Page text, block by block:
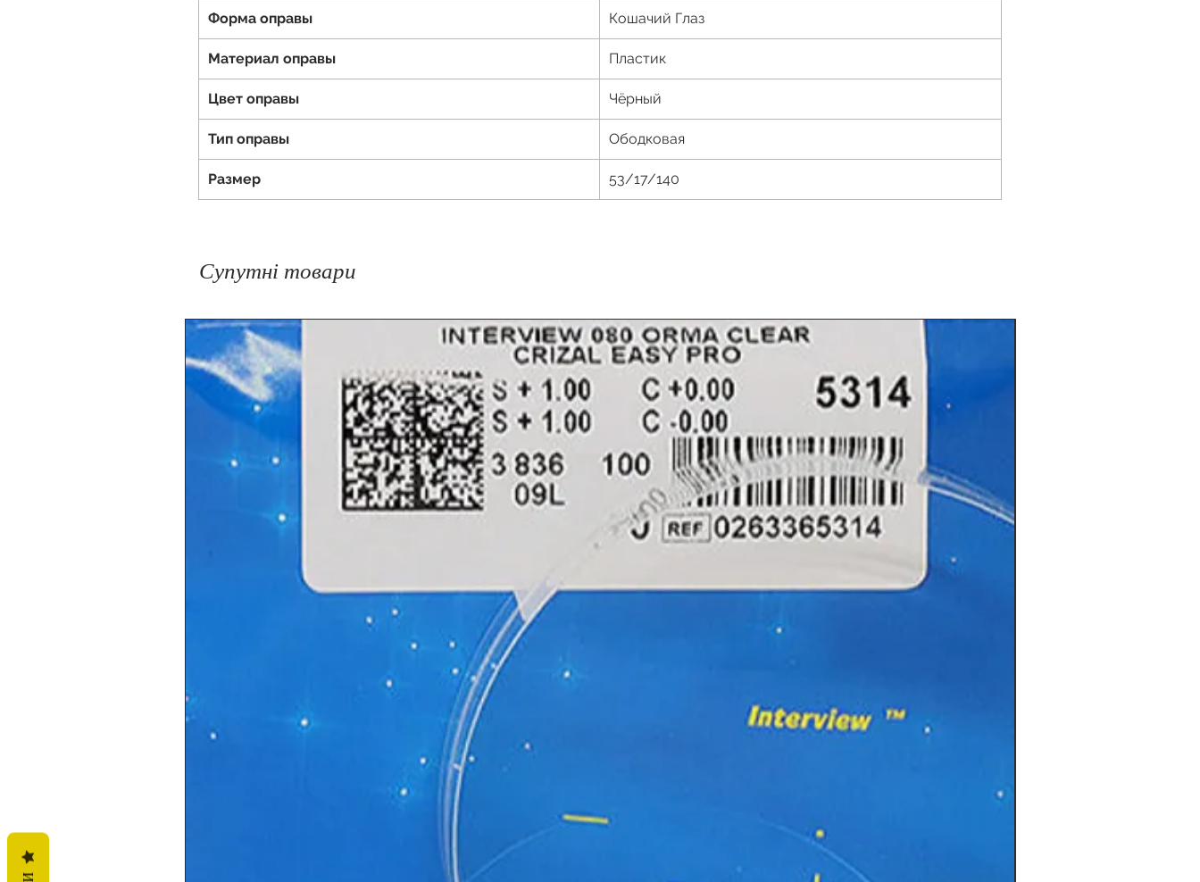
Форма оправы Кошачий Глаз
Материал оправы Пластик
Цвет оправы Чёрный
Тип оправы Ободковая
Размер 53/17/140
Супутні товари